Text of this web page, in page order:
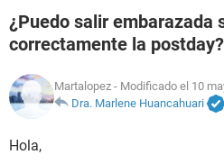
FAMILIA
NUTRICIÓN
¿Puedo salir embarazada
correctamente la postday?
Martalopez - Modificado el 10
Dra. Marlene Huancahuari
Hola,